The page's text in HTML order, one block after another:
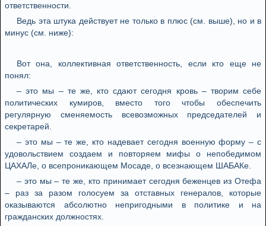
ответственности.
Ведь эта штука действует не только в плюс (см. выше), но и в
минус (см. ниже):
Вот она, коллективная ответственность, если кто еще не
понял:
– это мы – те же, кто сдают сегодня кровь – творим себе
политических кумиров, вместо того чтобы обеспечить
регулярную сменяемость всевозможных председателей и
секретарей.
– это мы – те же, кто надевает сегодня военную форму – с
удовольствием создаем и повторяем мифы о непобедимом
ЦАХАЛе, о всепроникающем Мосаде, о всезнающем ШАБАКе.
– это мы – те же, кто принимает сегодня беженцев из Отефа
– раз за разом голосуем за отставных генералов, которые
оказываются абсолютно непригодными в политике и на
гражданских должностях.